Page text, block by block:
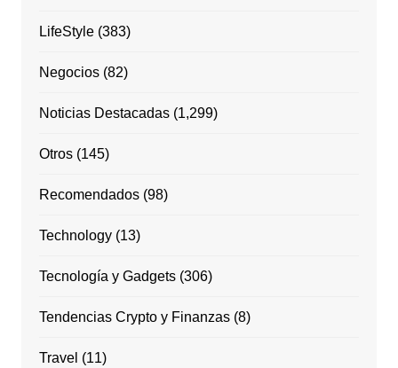
LifeStyle(383)
Negocios(82)
Noticias Destacadas(1,299)
Otros(145)
Recomendados(98)
Technology(13)
Tecnología y Gadgets(306)
Tendencias Crypto y Finanzas(8)
Travel (11)